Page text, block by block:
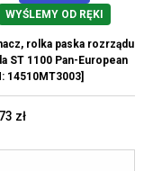
WYŚLEMY OD RĘKI
rolka paska rozrządu
ST 1100 Pan-European
14510MT3003]
zł